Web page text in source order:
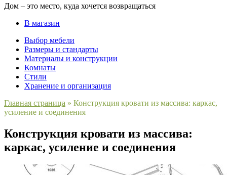
Дом – это место, куда хочется возвращаться
В магазин
Выбор мебели
Размеры и стандарты
Материалы и конструкции
Комнаты
Стили
Хранение и организация
Главная страница » Конструкция кровати из массива: каркас,
усиление и соединения
Конструкция кровати из массива:
каркас, усиление и соединения